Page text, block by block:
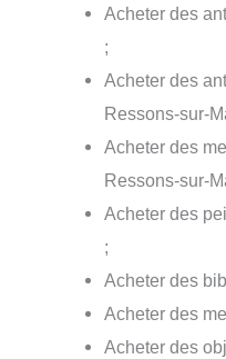
Acheter des
;
Acheter des
Ressons-sur-
Acheter des
Ressons-sur-
Acheter des
;
Acheter des
Acheter des
Acheter des